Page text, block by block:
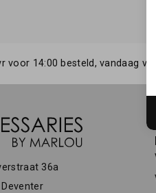
voor 14:00 besteld, vandaag
36a